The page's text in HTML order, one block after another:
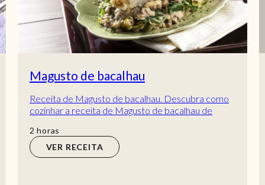
Magusto de bacalhau
Receita de Magusto de bacalhau. Descubra como
cozinhar a receita de Magusto de bacalhau de
2 horas
horas
VER RECEITA